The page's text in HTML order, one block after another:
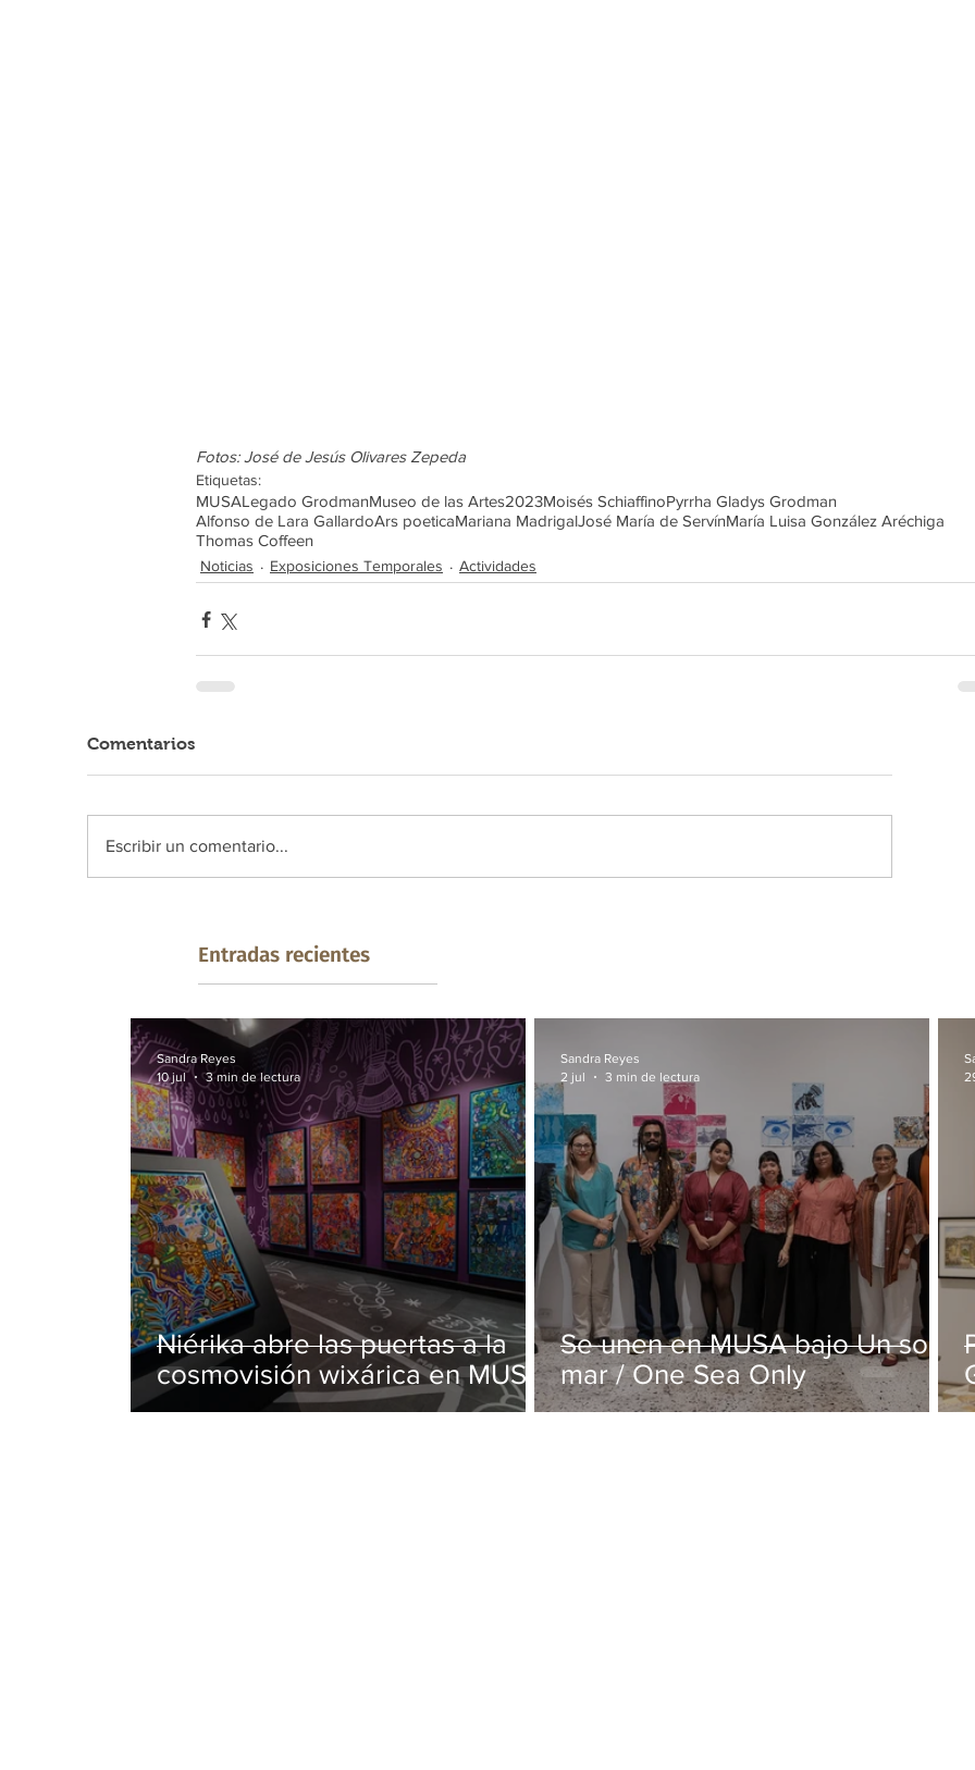
Fotos: José de Jesús Olivares Zepeda
Etiquetas:
MUSALegado GrodmanMuseo de las Artes2023Moisés SchiaffinoPyrrha Gladys Grodman
Alfonso de Lara GallardoArs poeticaMariana MadrigalJosé María de ServínMaría Luisa González Aréchiga
Thomas Coffeen
Noticias Exposiciones Temporales Actividades
Comentarios
Escribir un comentario...
Entradas recientes
Niérika abre las puertas a la
cosmovisión wixárica en MUSA
Sandra Reyes
10 jul
3 min de lectura
Se unen en MUSA bajo Un solo
mar / One Sea Only
Sandra Reyes
2 jul
3 min de lectura